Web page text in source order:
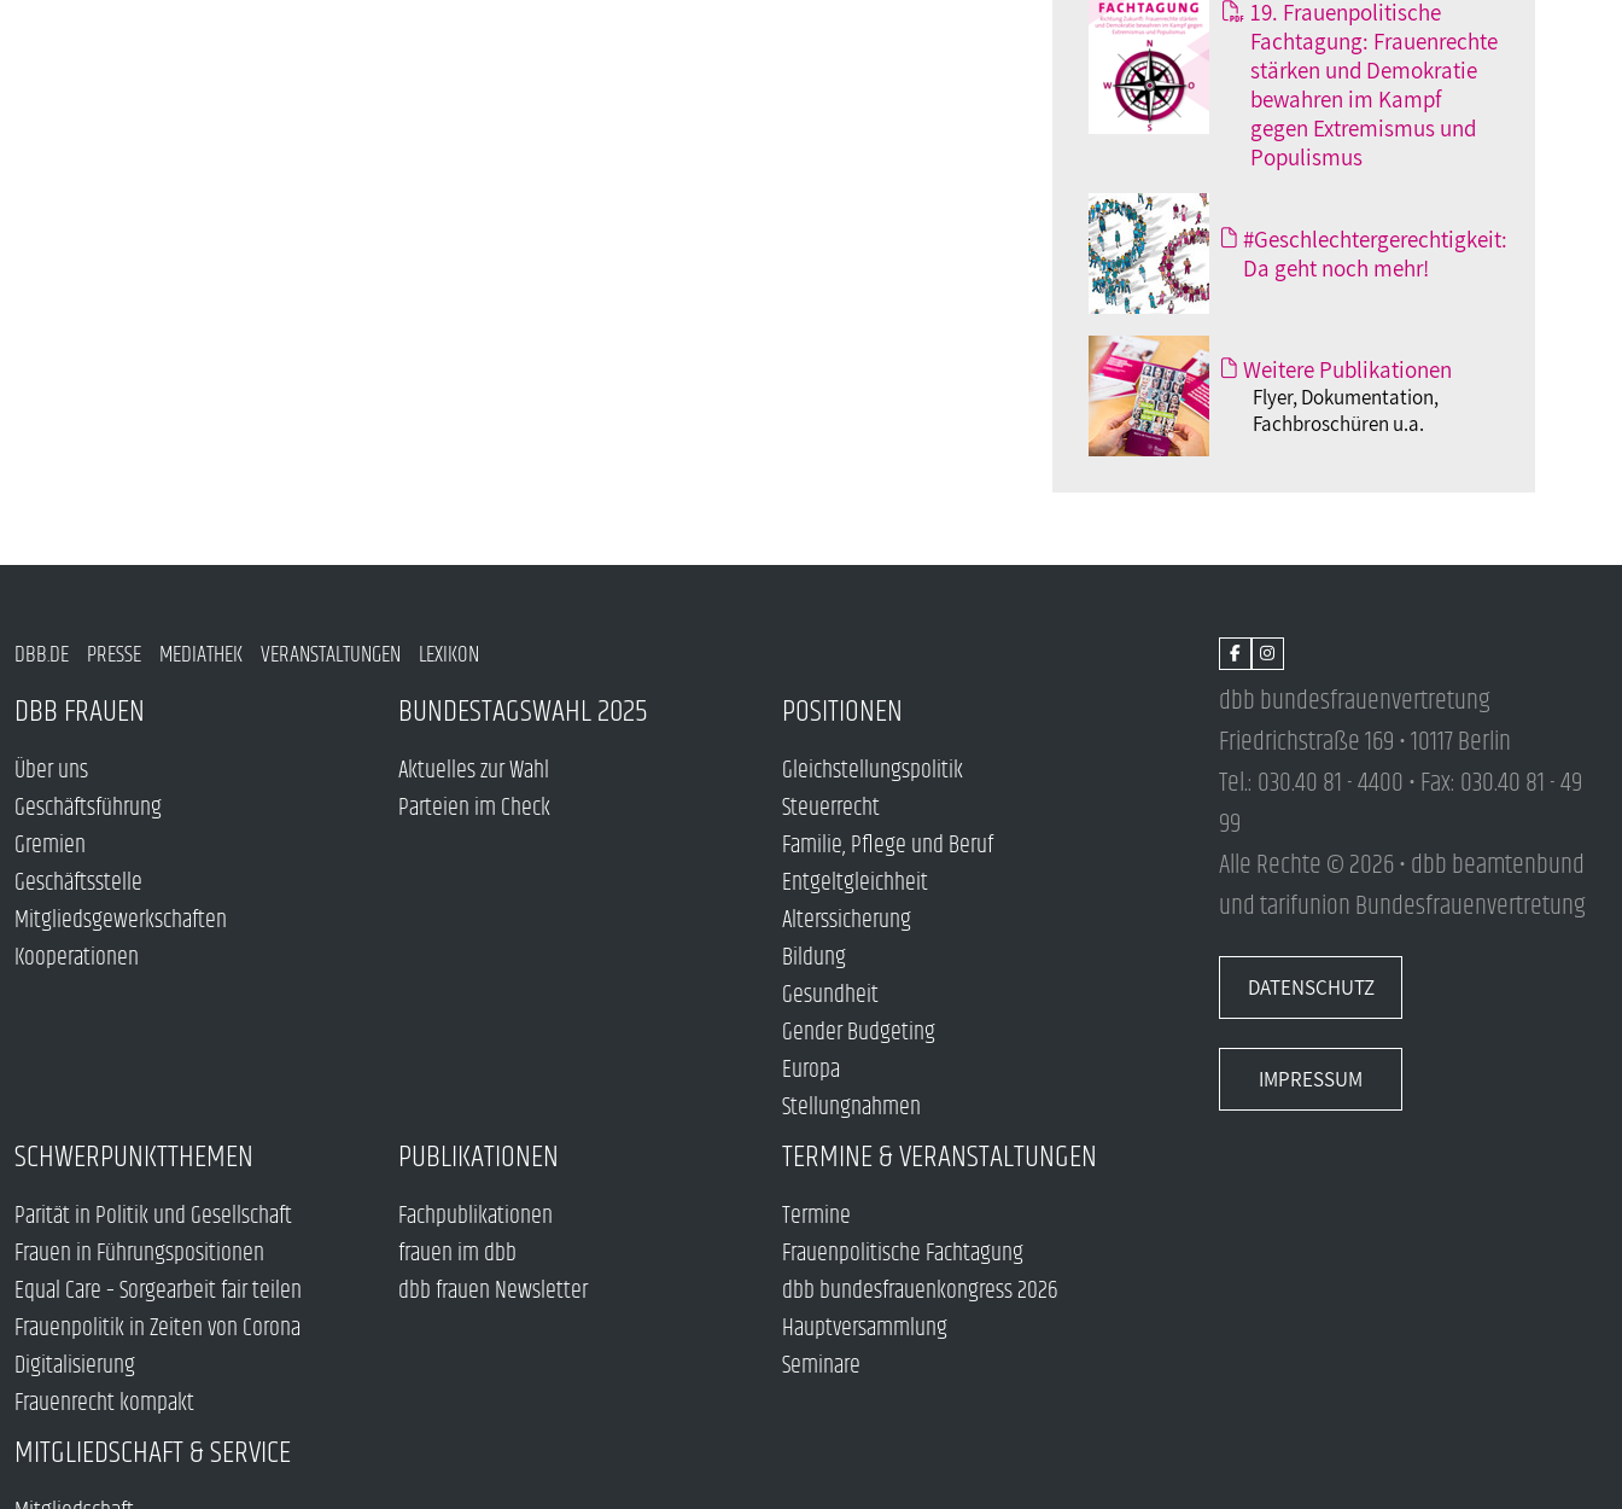
19. Frauenpolitische
Fachtagung: Frauenrechte
stärken und Demokratie
bewahren im Kampf
gegen Extremismus und
Populismus
#Geschlechtergerechtigkeit:
Da geht noch mehr!
Weitere Publikationen
Flyer, Dokumentation,
Fachbroschüren u.a.
DBB.DE PRESSE MEDIATHEK VERANSTALTUNGEN LEXIKON
DBB FRAUEN
Über uns
Geschäftsführung
Gremien
Geschäftsstelle
Mitgliedsgewerkschaften
Kooperationen
BUNDESTAGSWAHL 2025
Aktuelles zur Wahl
Parteien im Check
POSITIONEN
Gleichstellungspolitik
Steuerrecht
Familie, Pflege und Beruf
Entgeltgleichheit
Alterssicherung
Bildung
Gesundheit
Gender Budgeting
Europa
Stellungnahmen
SCHWERPUNKTTHEMEN
Parität in Politik und Gesellschaft
Frauen in Führungspositionen
Equal Care – Sorgearbeit fair teilen
Frauenpolitik in Zeiten von Corona
Digitalisierung
Frauenrecht kompakt
PUBLIKATIONEN
Fachpublikationen
frauen im dbb
dbb frauen Newsletter
TERMINE & VERANSTALTUNGEN
Termine
Frauenpolitische Fachtagung
dbb bundesfrauenkongress 2026
Hauptversammlung
Seminare
MITGLIEDSCHAFT & SERVICE
dbb bundesfrauenvertretung
Friedrichstraße 169 • 10117 Berlin
Tel.: 030.40 81 - 4400 • Fax: 030.40 81 - 49
99
Alle Rechte © 2026 • dbb beamtenbund
und tarifunion Bundesfrauenvertretung
DATENSCHUTZ
IMPRESSUM